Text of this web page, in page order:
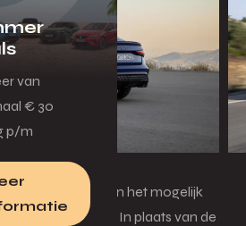
van
€ 30
p/m
maken het mogelijk
te personaliseren. In plaats van de